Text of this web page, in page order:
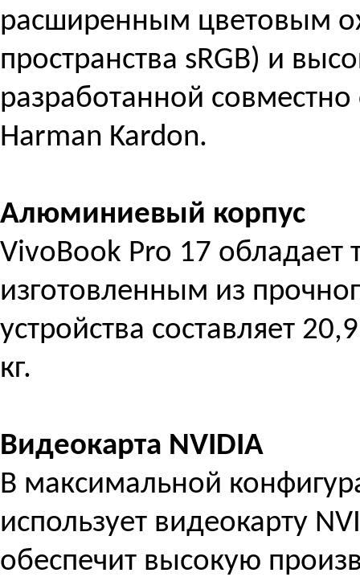
расширенным цветовым
пространства sRGB) и
разработанной
Harman Kardon.
Алюминиевый корпус
VivoBook Pro 17
изготовленным из
устройства составляет
кг.
Видеокарта NVIDIA
В максимальной
использует видеокарту
обеспечит высокую